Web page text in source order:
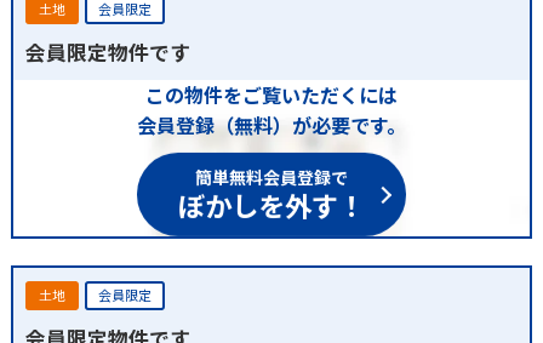
土地 会員限定
会員限定物件です
この物件をご覧いただくには
会員登録（無料）が必要です。
簡単無料会員登録で
ぼかしを外す！
土地 会員限定